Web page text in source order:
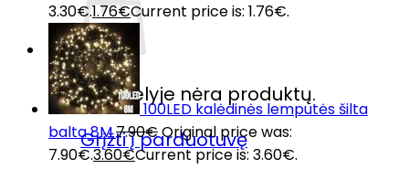
Krepšelyje nėra produktų.
Grįžti į parduotuvę
3.30€.1.76€Current price is: 1.76€.
100LED kalėdinės lemputės šilta
balta 8M7.90€Original price was:
7.90€.3.60€Current price is: 3.60€.